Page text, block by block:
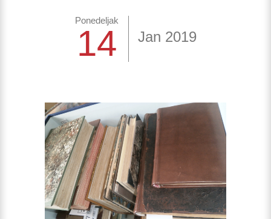
Ponedeljak
14 Jan 2019